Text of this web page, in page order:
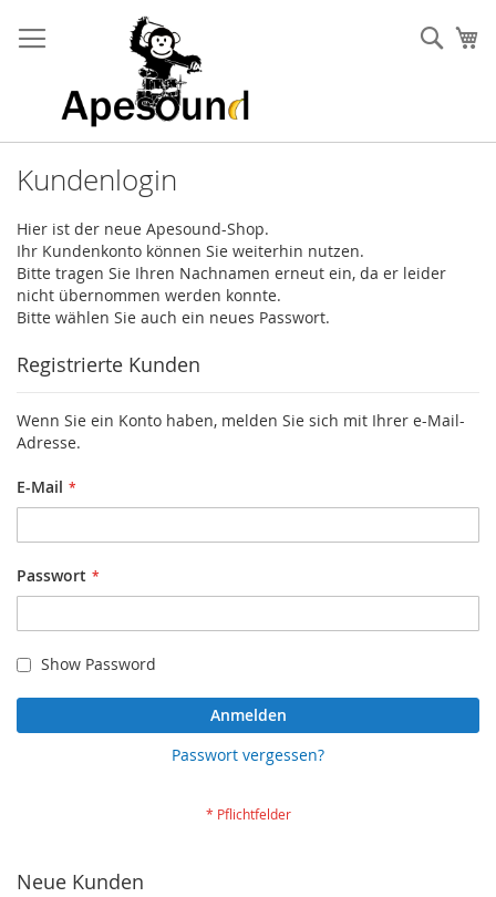
Inhalt
springen
Kundenlogin
Hier ist der neue Apesound-Shop.
Ihr Kundenkonto können Sie weiterhin nutzen.
Bitte tragen Sie Ihren Nachnamen erneut ein, da er leider
nicht übernommen werden konnte.
Bitte wählen Sie auch ein neues Passwort.
Registrierte Kunden
Wenn Sie ein Konto haben, melden Sie sich mit Ihrer e-Mail-
Adresse.
E-Mail
Passwort
Show Password
Anmelden
Passwort vergessen?
Neue Kunden